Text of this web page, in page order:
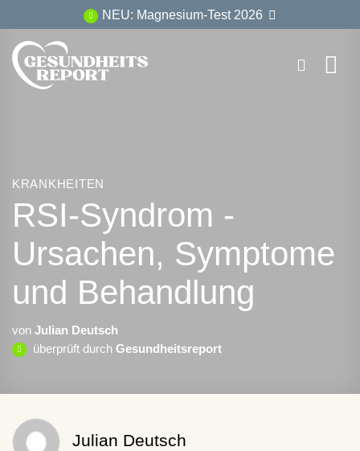
Inhalt
springen
NEU: Magnesium-Test 2026
KRANKHEITEN
RSI-Syndrom -
Ursachen, Symptome
und Behandlung
von Julian Deutsch
überprüft durch Gesundheitsreport
Julian Deutsch